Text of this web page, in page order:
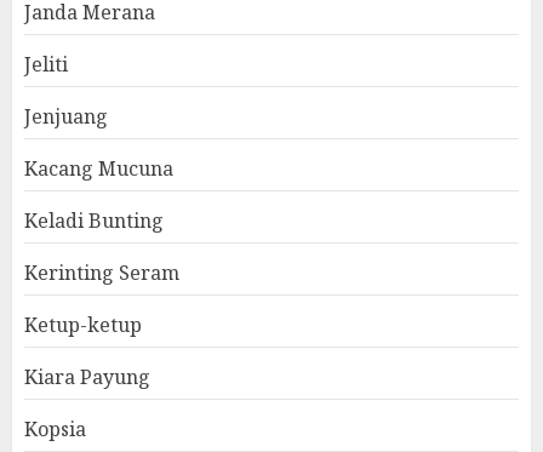
Janda Merana
Jeliti
Jenjuang
Kacang Mucuna
Keladi Bunting
Kerinting Seram
Ketup-ketup
Kiara Payung
Kopsia